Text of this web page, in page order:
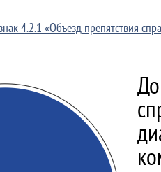
4.2.1 «Объезд препятствия